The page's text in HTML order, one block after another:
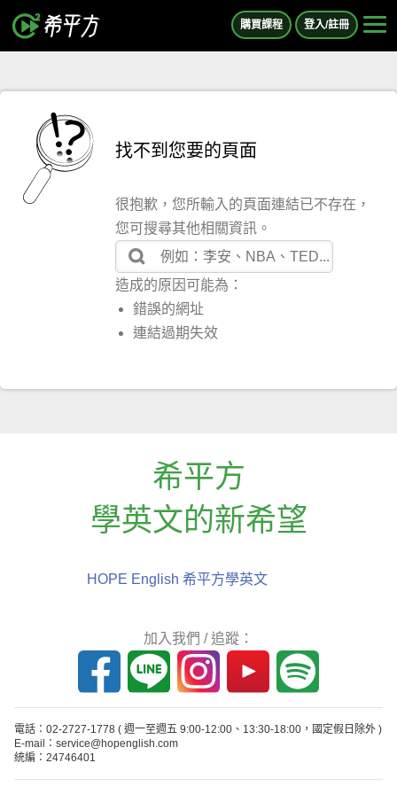
購買課程 登入/註冊
找不到您要的頁面
很抱歉，您所輸入的頁面連結已不存在，
您可搜尋其他相關資訊。
造成的原因可能為：
錯誤的網址
連結過期失效
希平方
學英文的新希望
HOPE English 希平方學英文
加入我們 / 追蹤：
電話：02-2727-1778 ( 週一至週五 9:00-12:00、13:30-18:00，國定假日除外 )
E-mail：service@hopenglish.com
統編：24746401